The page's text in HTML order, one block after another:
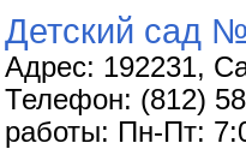
Детский сад
Адрес: 192231,
Телефон: (812)
работы: Пн-Пт: